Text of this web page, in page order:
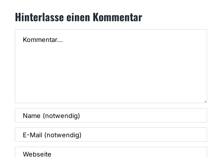
Hinterlasse einen Kommentar